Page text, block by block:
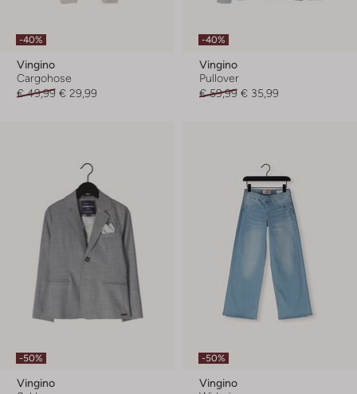
-40%
Vingino
Cargohose
€ 49,99 € 29,99
-40%
Vingino
Pullover
€ 59,99 € 35,99
-50%
Vingino
-50%
Vingino